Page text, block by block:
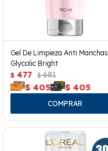
Gel De Limpieza Anti Manchas
Glycolic Bright
$ 477 $ 681
$ 405 $ 405